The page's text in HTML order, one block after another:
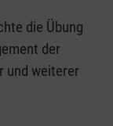
die Übung
der
und weiterer